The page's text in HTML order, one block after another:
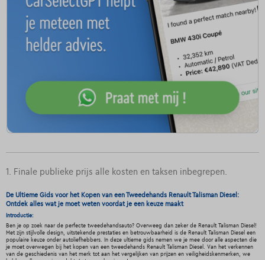
1. Finale publieke prijs alle kosten en taksen inbegrepen.
De Ultieme Gids voor het Kopen van een Tweedehands Renault Talisman Diesel:
Ontdek alles wat je moet weten voordat je een keuze maakt
Introductie:
Ben je op zoek naar de perfecte tweedehandsauto? Overweeg dan zeker de Renault Talisman Diesel!
Met zijn stijlvolle design, uitstekende prestaties en betrouwbaarheid is de Renault Talisman Diesel een
populaire keuze onder autoliefhebbers. In deze ultieme gids nemen we je mee door alle aspecten die
je moet overwegen bij het kopen van een tweedehands Renault Talisman Diesel. Van het verkennen
van de geschiedenis van het merk tot aan het vergelijken van prijzen en veiligheidskenmerken, we